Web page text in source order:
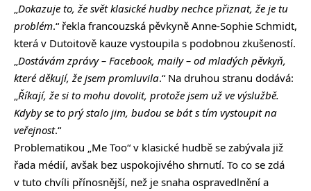
Dokazuje to, že svět klasické hudby nechce přiznat, že je tu
problém.“ řekla francouzská pěvkyně Anne-Sophie Schmidt,
která v Dutoitově kauze vystoupila s podobnou zkušeností.
Dostávám zprávy – Facebook, maily – od mladých pěvkyň,
které děkují, že jsem promluvila.“ Na druhou stranu dodává:
Říkají, že si to mohu dovolit, protože jsem už ve výslužbě.
Kdyby se to prý stalo jim, budou se bát s tím vystoupit na
veřejnost.“
Problematikou „Me Too“ v klasické hudbě se zabývala již
řada médií, avšak bez uspokojivého shrnutí. To co se zdá
v tuto chvíli přínosnější, než je snaha ospravedlnění a